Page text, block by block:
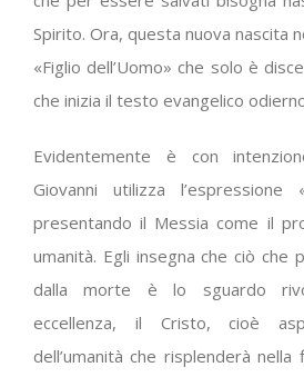
Spirito. Ora, questa nuova nascita
«Figlio dell’Uomo» che solo è
che inizia il testo evangelico
Evidentemente è con
Giovanni utilizza l’espressione
presentando il Messia come il
umanità. Egli insegna che ciò che
dalla morte è lo sguardo
eccellenza, il Cristo, cioè
dell’umanità che risplenderà nella